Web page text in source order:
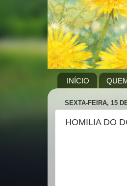
INÍCIO
SEXTA-FEIRA, 15
HOMILIA DO